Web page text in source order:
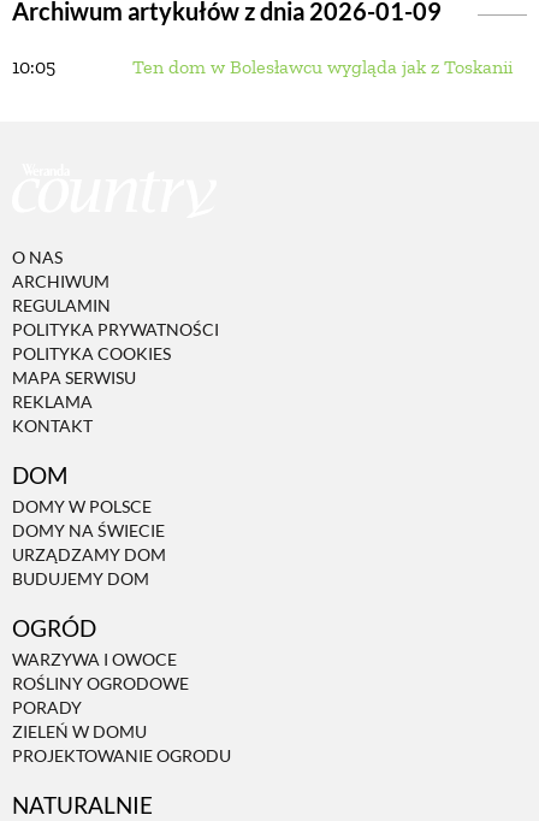
Archiwum artykułów z dnia 2026-01-09
10:05 Ten dom w Bolesławcu wygląda jak z Toskanii
O NAS
ARCHIWUM
REGULAMIN
POLITYKA PRYWATNOŚCI
POLITYKA COOKIES
MAPA SERWISU
REKLAMA
KONTAKT
DOM
DOMY W POLSCE
DOMY NA ŚWIECIE
URZĄDZAMY DOM
BUDUJEMY DOM
OGRÓD
WARZYWA I OWOCE
ROŚLINY OGRODOWE
PORADY
ZIELEŃ W DOMU
PROJEKTOWANIE OGRODU
NATURALNIE
BUDUJEMY DOM
PROJEKTOWANIE OGRODU
NATURALNA APTECZKA